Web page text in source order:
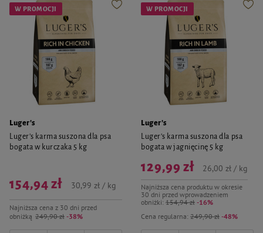
W PROMOCJI
Luger's
Luger’s karma suszona dla psa
bogata w kurczaka 5 kg
Najniższa cena z 30 dni przed
obniżką 249,90 zł -38%
154,94 zł 30,99 zł / kg
W PROMOCJI
Luger's
Luger’s karma suszona dla psa
bogata w jagnięcinę 5 kg
Cena regularna: 249,90 zł -48%
129,99 zł
Najniższa cena produktu w okresie
30 dni przed wprowadzeniem
obniżki: 154,94 zł -16%
26,00 zł / kg